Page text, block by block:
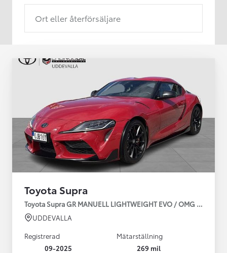
Ort eller återförsäljare
Toyota Supra
Toyota Supra GR MANUELL LIGHTWEIGHT EVO / OMG LEV!
UDDEVALLA
Registrerad
09-2025
Mätarställning
269 mil